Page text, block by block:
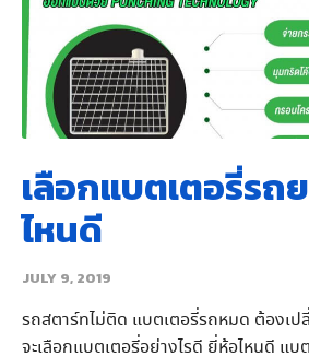
เลือกแบตเตอรี่รถ
ไหนดี
JULY 9, 2019
รถสตาร์ทไม่ติด แบตเตอรี่รถหมด ต้องเป
จะเลือกแบตเตอรี่อย่างไรดี ยี่ห้อไหนดี แ